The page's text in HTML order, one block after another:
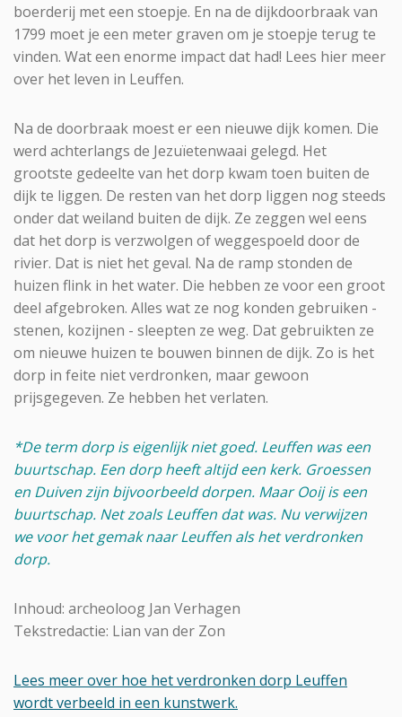
boerderij met een stoepje. En na de dijkdoorbraak van
1799 moet je een meter graven om je stoepje terug te
vinden. Wat een enorme impact dat had! Lees hier meer
over het leven in Leuffen.
Na de doorbraak moest er een nieuwe dijk komen. Die
werd achterlangs de Jezuïetenwaai gelegd. Het
grootste gedeelte van het dorp kwam toen buiten de
dijk te liggen. De resten van het dorp liggen nog steeds
onder dat weiland buiten de dijk. Ze zeggen wel eens
dat het dorp is verzwolgen of weggespoeld door de
rivier. Dat is niet het geval. Na de ramp stonden de
huizen flink in het water. Die hebben ze voor een groot
deel afgebroken. Alles wat ze nog konden gebruiken -
stenen, kozijnen - sleepten ze weg. Dat gebruikten ze
om nieuwe huizen te bouwen binnen de dijk. Zo is het
dorp in feite niet verdronken, maar gewoon
prijsgegeven. Ze hebben het verlaten.
*De term dorp is eigenlijk niet goed. Leuffen was een
buurtschap. Een dorp heeft altijd een kerk. Groessen
en Duiven zijn bijvoorbeeld dorpen. Maar Ooij is een
buurtschap. Net zoals Leuffen dat was. Nu verwijzen
we voor het gemak naar Leuffen als het verdronken
dorp.
Inhoud: archeoloog Jan Verhagen
Tekstredactie: Lian van der Zon
Lees meer over hoe het verdronken dorp Leuffen
wordt verbeeld in een kunstwerk.